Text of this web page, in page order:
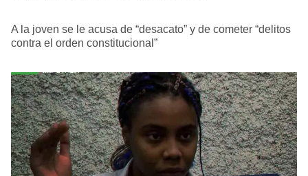
A la joven se le acusa de “desacato” y de cometer “delitos
contra el orden constitucional”